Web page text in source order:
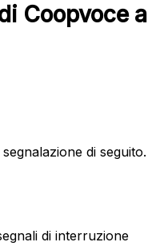
Coopvoce a
di seguito.
di interruzione